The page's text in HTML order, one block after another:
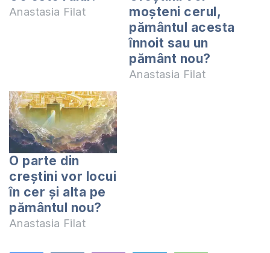
Anastasia Filat
moșteni cerul,
pământul acesta
înnoit sau un
pământ nou?
Anastasia Filat
O parte din
creștini vor locui
în cer și alta pe
pământul nou?
Anastasia Filat